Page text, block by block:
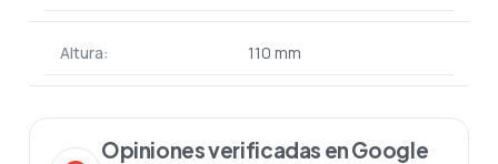
Altura: 110 mm
Opiniones verificadas en Google